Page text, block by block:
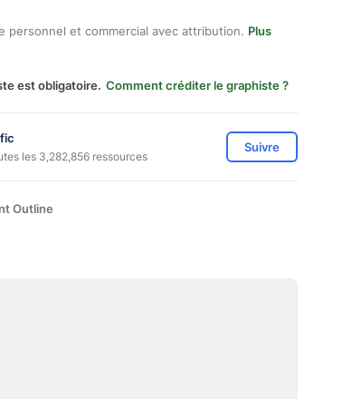
personnel et commercial avec attribution. Plus
est obligatoire. Comment créditer le graphiste ?
les 3,282,856 ressources
Suivre
Outline